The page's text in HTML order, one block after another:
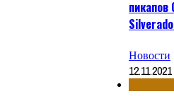
пикапов
Новости
12.11.2021